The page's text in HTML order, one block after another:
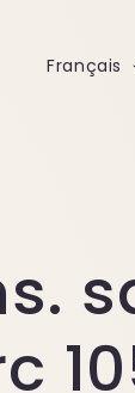
L
e
Français